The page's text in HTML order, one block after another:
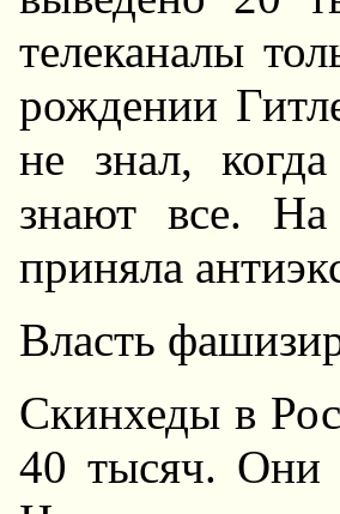
телеканалы
рождении
не знал,
знают все.
приняла
Власть
Скинхеды в
40 тысяч. Они